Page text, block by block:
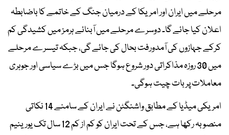
مرحلے میں ایران اور امریکا کے درمیان جنگ کے خاتمے کا باضابطہ
اعلان کیا جائے گا۔ دوسرے مرحلے میں آبنائے ہرمز میں کشیدگی کم
کرکے جہازوں کی آمدورفت بحال کی جائے گی، جبکہ تیسرے مرحلے
میں 30 روزہ مذاکراتی دور شروع ہوگا جس میں بڑے سیاسی اور جوہری
معاملات پر بات چیت ہوگی۔
امریکی میڈیا کے مطابق واشنگٹن نے ایران کے سامنے 14 نکاتی
منصوبہ رکھا ہے، جس کے تحت ایران کو کم از کم 12 سال تک یورینیم